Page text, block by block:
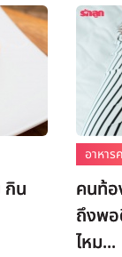
กิน
อาหา
คนท้อ
ถึงพอ
ไหม...